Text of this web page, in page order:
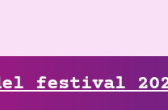
festival